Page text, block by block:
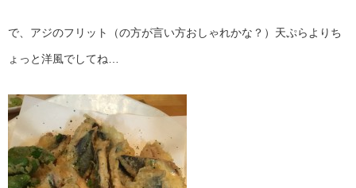
で、アジのフリット（の方が言い方おしゃれかな？）天ぷらよりち
ょっと洋風でしてね…